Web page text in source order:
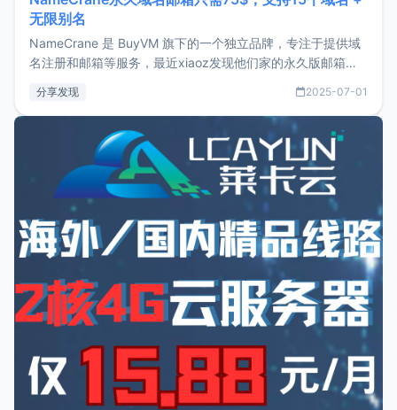
无限别名
NameCrane 是 BuyVM 旗下的一个独立品牌，专注于提供域
名注册和邮箱等服务，最近xiaoz发现他们家的永久版邮箱服
又实惠的域名邮箱，不妨尝试一下 NameCrane。注册
NameCraneNameCrane不支持直接注册，必须要购买
分享发现 2025-07-01